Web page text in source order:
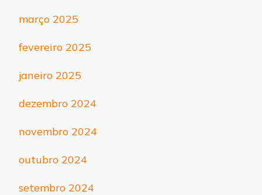
março 2025
fevereiro 2025
janeiro 2025
dezembro 2024
novembro 2024
outubro 2024
setembro 2024